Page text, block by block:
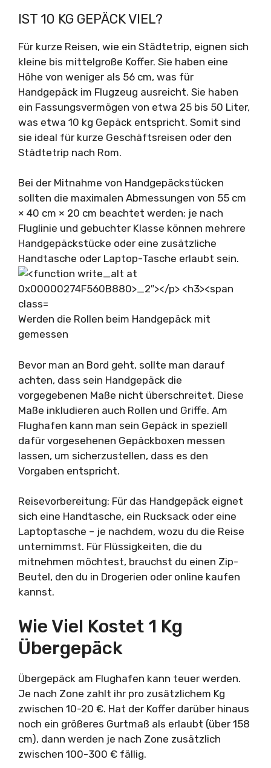
IST 10 KG GEPÄCK VIEL?
Für kurze Reisen, wie ein Städtetrip, eignen sich
kleine bis mittelgroße Koffer. Sie haben eine
Höhe von weniger als 56 cm, was für
Handgepäck im Flugzeug ausreicht. Sie haben
ein Fassungsvermögen von etwa 25 bis 50 Liter,
was etwa 10 kg Gepäck entspricht. Somit sind
sie ideal für kurze Geschäftsreisen oder den
Städtetrip nach Rom.
Bei der Mitnahme von Handgepäckstücken
sollten die maximalen Abmessungen von 55 cm
× 40 cm × 20 cm beachtet werden; je nach
Fluglinie und gebuchter Klasse können mehrere
Handgepäckstücke oder eine zusätzliche
Handtasche oder Laptop-Tasche erlaubt sein.
Werden die Rollen beim Handgepäck mit
gemessen
Bevor man an Bord geht, sollte man darauf
achten, dass sein Handgepäck die
vorgegebenen Maße nicht überschreitet. Diese
Maße inkludieren auch Rollen und Griffe. Am
Flughafen kann man sein Gepäck in speziell
dafür vorgesehenen Gepäckboxen messen
lassen, um sicherzustellen, dass es den
Vorgaben entspricht.
Reisevorbereitung: Für das Handgepäck eignet
sich eine Handtasche, ein Rucksack oder eine
Laptoptasche – je nachdem, wozu du die Reise
unternimmst. Für Flüssigkeiten, die du
mitnehmen möchtest, brauchst du einen Zip-
Beutel, den du in Drogerien oder online kaufen
kannst.
Wie Viel Kostet 1 Kg
Übergepäck
Übergepäck am Flughafen kann teuer werden.
Je nach Zone zahlt ihr pro zusätzlichem Kg
zwischen 10-20 €. Hat der Koffer darüber hinaus
noch ein größeres Gurtmaß als erlaubt (über 158
cm), dann werden je nach Zone zusätzlich
zwischen 100-300 € fällig.